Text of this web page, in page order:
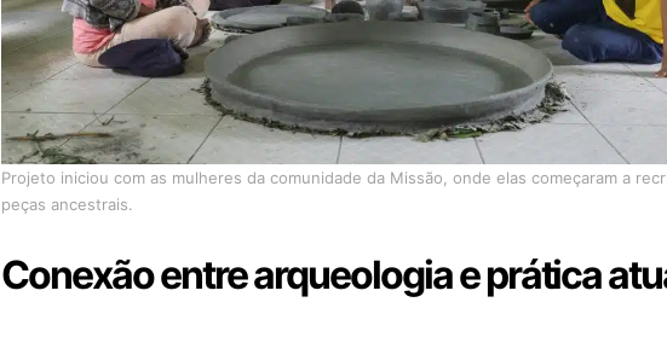
Projeto iniciou com as mulheres da comunidade da Missão, onde elas começaram a
peças ancestrais.
Conexão entre arqueologia e prática